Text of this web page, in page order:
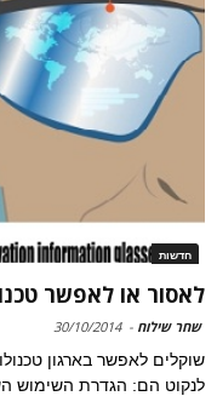
חדשות
לאסור או לאפשר
שחר שילוח -
30/10/2014
שוקלים לאפשר בארגון
לנקוט הם: הגדרת השימוש